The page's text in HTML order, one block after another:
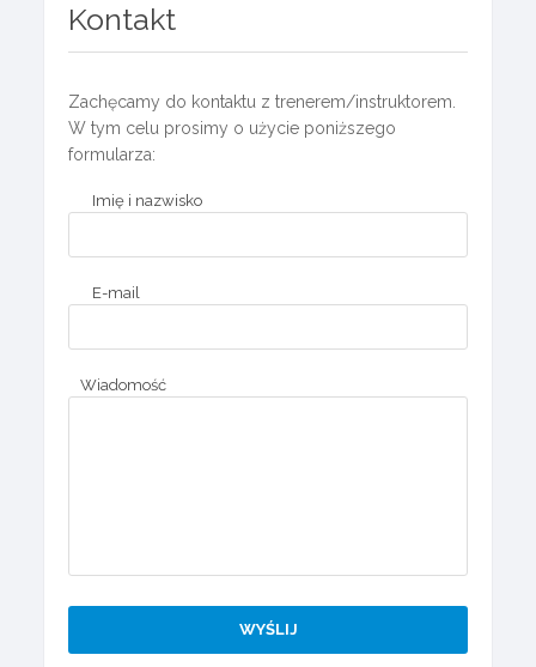
Kontakt
Zachęcamy do kontaktu z trenerem/instruktorem.
W tym celu prosimy o użycie poniższego
formularza:
Imię i nazwisko
E-mail
Wiadomość